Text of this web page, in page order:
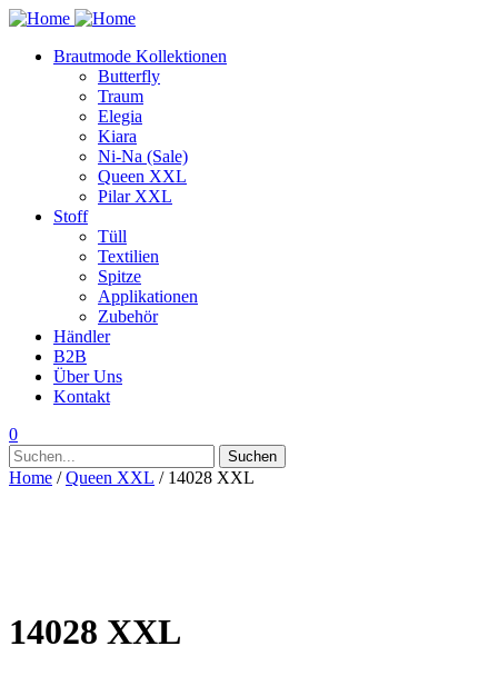
Brautmode Kollektionen
Butterfly
Traum
Elegia
Kiara
Ni-Na (Sale)
Queen XXL
Pilar XXL
Stoff
Tüll
Textilien
Spitze
Applikationen
Zubehör
Händler
B2B
Über Uns
Kontakt
0
Suchen
nach:
Suchen
Home /Queen XXL / 14028 XXL
14028 XXL